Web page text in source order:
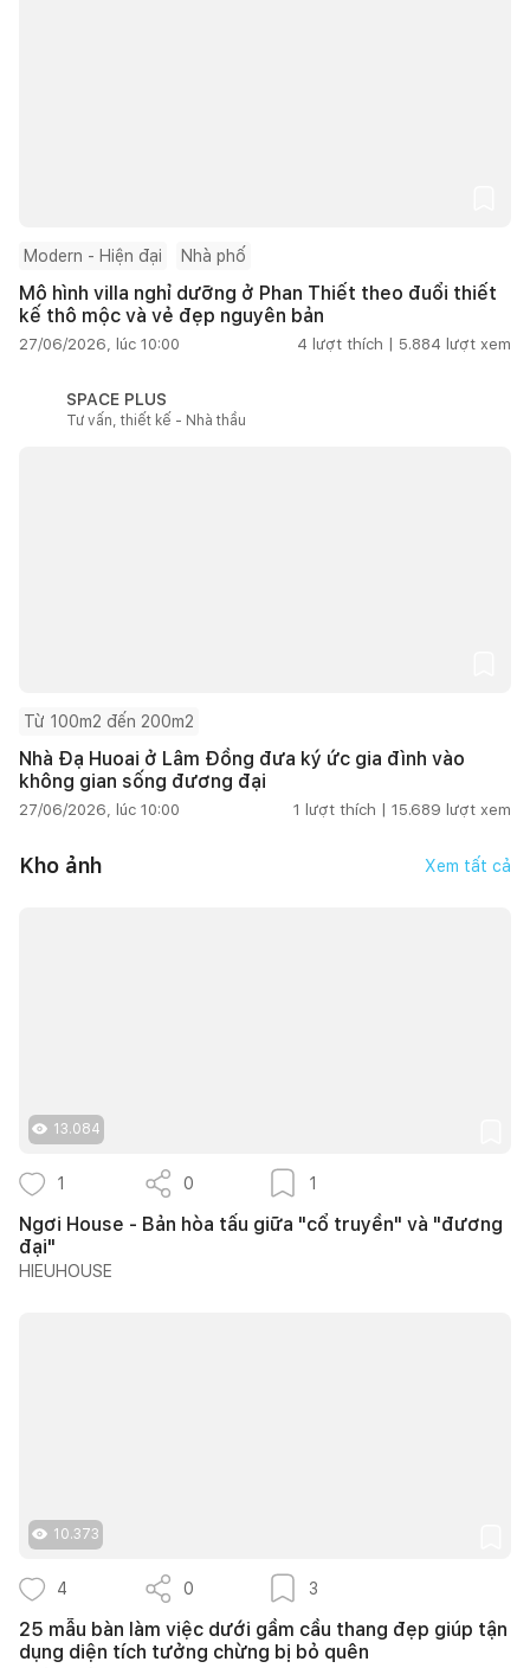
Modern - Hiện đại Nhà phố
Mô hình villa nghỉ dưỡng ở Phan Thiết theo đuổi thiết
kế thô mộc và vẻ đẹp nguyên bản
27/06/2026, lúc 10:00 4 lượt thích | 5.884 lượt xem
SPACE PLUS
Tư vấn, thiết kế - Nhà thầu
Từ 100m2 đến 200m2
Nhà Đạ Huoai ở Lâm Đồng đưa ký ức gia đình vào
không gian sống đương đại
27/06/2026, lúc 10:00 1 lượt thích | 15.689 lượt xem
Kho ảnh Xem tất cả
13.084
1 0 1
Ngơi House - Bản hòa tấu giữa "cổ truyền" và "đương
đại"
HIEUHOUSE
10.373
4 0 3
25 mẫu bàn làm việc dưới gầm cầu thang đẹp giúp tận
dụng diện tích tưởng chừng bị bỏ quên